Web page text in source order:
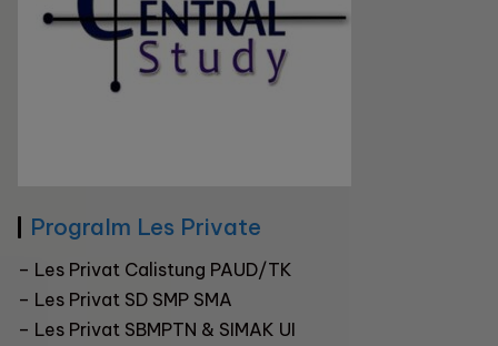
Progralm Les Private
– Les Privat Calistung PAUD/TK
– Les Privat SD SMP SMA
– Les Privat SBMPTN & SIMAK UI